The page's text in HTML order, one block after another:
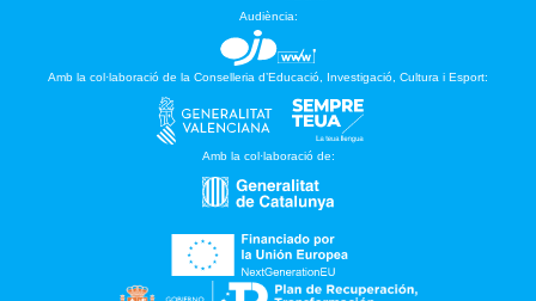
Audiència:
Amb la col·laboració de la Conselleria d’Educació, Investigació, Cultura i Esport:
Amb la col·laboració de: